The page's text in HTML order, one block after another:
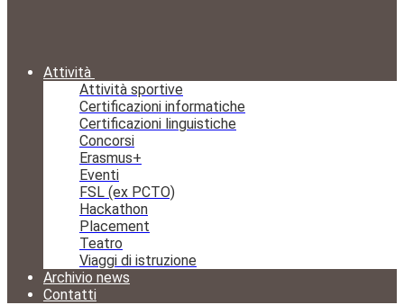
Attività
Attività sportive
Certificazioni informatiche
Certificazioni linguistiche
Concorsi
Erasmus+
Eventi
FSL (ex PCTO)
Hackathon
Placement
Teatro
Viaggi di istruzione
Archivio news
Contatti